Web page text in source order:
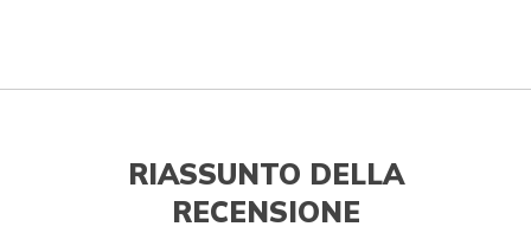
RIASSUNTO DELLA
RECENSIONE